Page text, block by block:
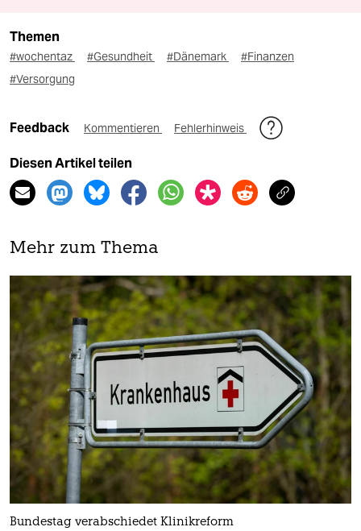
Themen
#wochentaz #Gesundheit #Dänemark
#Finanzen
#Versorgung
Feedback Kommentieren Fehlerhinweis
Diesen Artikel teilen
Mehr zum Thema
Bundestag verabschiedet Klinikreform